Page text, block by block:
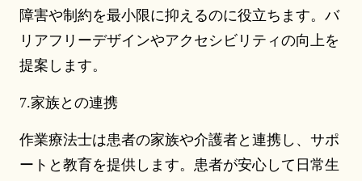
障害や制約を最小限に抑えるのに役立ちます。バ
リアフリーデザインやアクセシビリティの向上を
提案します。
7.家族との連携
作業療法士は患者の家族や介護者と連携し、サポ
ートと教育を提供します。患者が安心して日常生